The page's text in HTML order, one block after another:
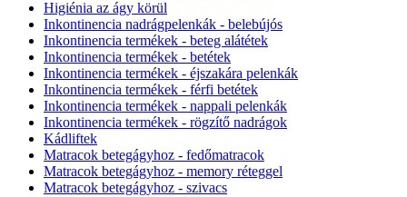
Higiénia az ágy körül
Inkontinencia nadrágpelenkák - belebújós
Inkontinencia termékek - beteg alátétek
Inkontinencia termékek - betétek
Inkontinencia termékek - éjszakára pelenkák
Inkontinencia termékek - férfi betétek
Inkontinencia termékek - nappali pelenkák
Inkontinencia termékek - rögzítő nadrágok
Kádliftek
Matracok betegágyhoz - fedőmatracok
Matracok betegágyhoz - memory réteggel
Matracok betegágyhoz - szivacs